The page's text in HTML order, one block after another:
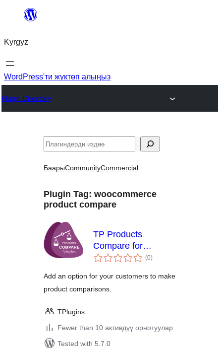
Мазмунга
Kyrgyz
WordPress'ти жүктөп алыңыз
Plugin Directory
Издөө
БаарыCommunityCommercial
Plugin Tag: woocommerce
product compare
TP Products
Compare for
Woocommerce
(0total
ratings
)
Add an option for your customers to make
product comparisons.
TPlugins
Fewer than 10 активдүү орнотуулар
Tested with 5.7.0